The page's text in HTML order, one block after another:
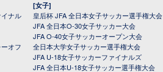
ナル
オフ
[女子]
皇后杯 JFA 全日本女子サッカー選手権大会
JFA 全日本O-30女子サッカー大会
JFA O-40女子サッカーオープン大会
全日本大学女子サッカー選手権大会
JFA U-18女子サッカーファイナルズ
JFA 全日本U-18女子サッカー選手権大会